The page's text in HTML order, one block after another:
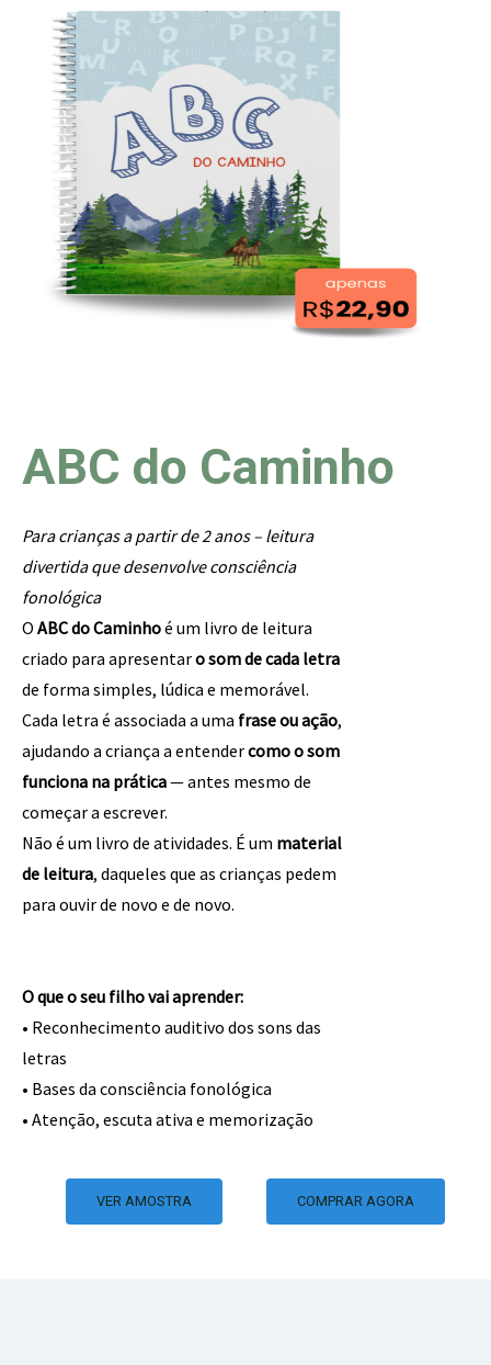
ABC do Caminho
Para crianças a partir de 2 anos – leitura
divertida que desenvolve consciência
fonológica
O ABC do Caminhoé um livro de leitura
criado para apresentaro som de cada letra
de forma simples, lúdica e memorável.
Cada letra é associada a uma frase ou ação,
ajudando a criança a entendercomo o som
funciona na prática— antes mesmo de
começar a escrever.
Não é um livro de atividades. É um material
de leitura, daqueles que as crianças pedem
para ouvir de novo e de novo.
Oque o seu filho vai aprender:
• Reconhecimento auditivo dos sons das
letras
• Bases da consciência fonológica
• Atenção, escuta ativa e memorização
VER AMOSTRA COMPRAR AGORA